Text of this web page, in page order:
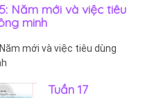
Năm mới và việc tiêu
minh
mới và việc tiêu dùng
Tuần 17